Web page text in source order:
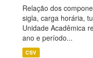
Relação dos
sigla, carga horária,
Unidade Acadêmica
ano e período...
CSV